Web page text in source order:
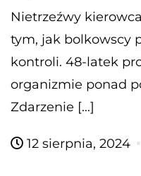
Nietrzeźwy
tym, jak bolkowscy
kontroli. 48-latek
organizmie ponad
Zdarzenie […]
12 sierpnia, 2024